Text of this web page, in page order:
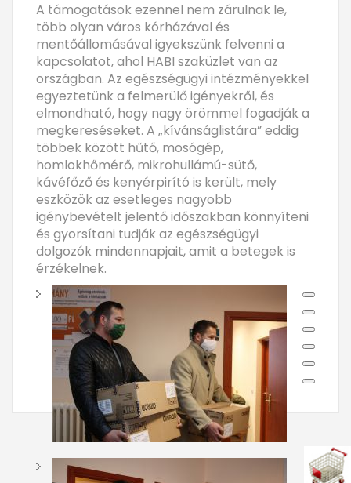
A támogatások ezennel nem zárulnak le,
több olyan város kórházával és
mentőállomásával igyekszünk felvenni a
kapcsolatot, ahol HABI szaküzlet van az
országban. Az egészségügyi intézményekkel
egyeztetünk a felmerülő igényekről, és
elmondható, hogy nagy örömmel fogadják a
megkereséseket. A „kívánságlistára” eddig
többek között hűtő, mosógép,
homlokhőmérő, mikrohullámú-sütő,
kávéfőző és kenyérpirító is került, mely
eszközök az esetleges nagyobb
igénybevételt jelentő időszakban könnyíteni
és gyorsítani tudják az egészségügyi
dolgozók mindennapjait, amit a betegek is
érzékelnek.